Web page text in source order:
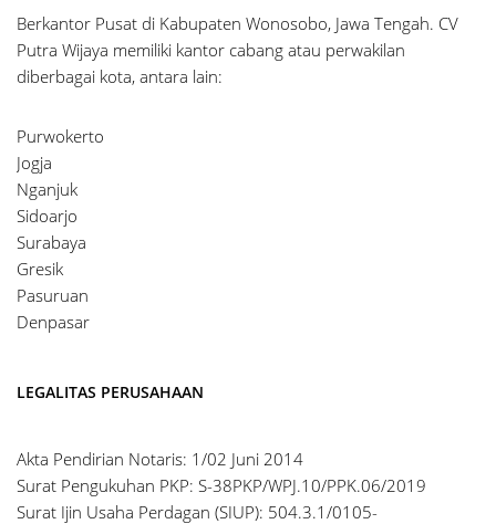
Berkantor Pusat di Kabupaten Wonosobo, Jawa Tengah. CV
Putra Wijaya memiliki kantor cabang atau perwakilan
diberbagai kota, antara lain:
Purwokerto
Jogja
Nganjuk
Sidoarjo
Surabaya
Gresik
Pasuruan
Denpasar
LEGALITAS PERUSAHAAN
Akta Pendirian Notaris: 1/02 Juni 2014
Surat Pengukuhan PKP: S-38PKP/WPJ.10/PPK.06/2019
Surat Ijin Usaha Perdagan (SIUP): 504.3.1/0105-